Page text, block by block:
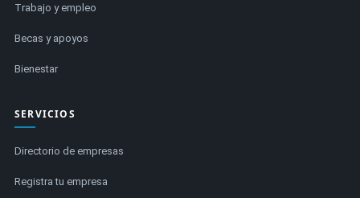
Trabajo y empleo
Becas y apoyos
Bienestar
SERVICIOS
Directorio de empresas
Registra tu empresa